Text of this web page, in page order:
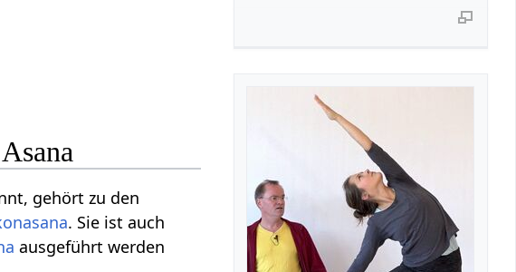
gehört zu den
. Sie ist auch
ausgeführt werden